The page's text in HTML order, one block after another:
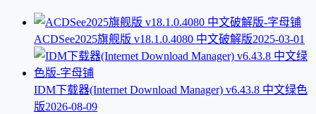
ACDSee2025旗舰版 v18.1.0.4080 中文破解版2025-03-01
IDM下载器(Internet Download Manager) v6.43.8 中文绿色
版2026-08-09